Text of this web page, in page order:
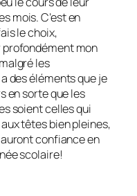
mois. C’est en
le choix,
profondément mon
les
des éléments que je
en sorte que les
soient celles qui
têtes bien pleines,
confiance en
scolaire!